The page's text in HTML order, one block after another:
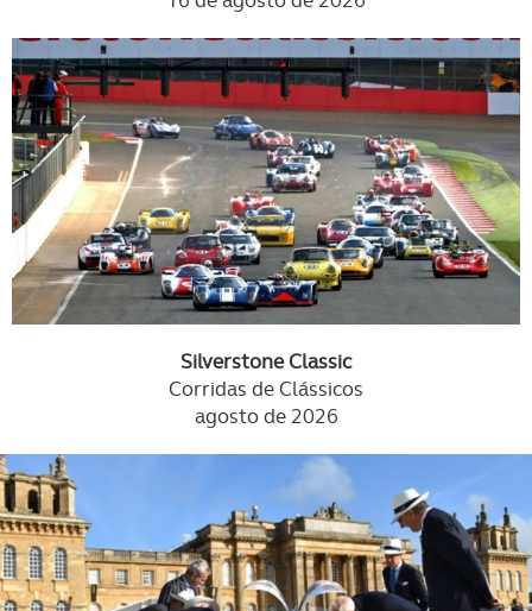
Silverstone Classic
Corridas de Clássicos
agosto de 2026